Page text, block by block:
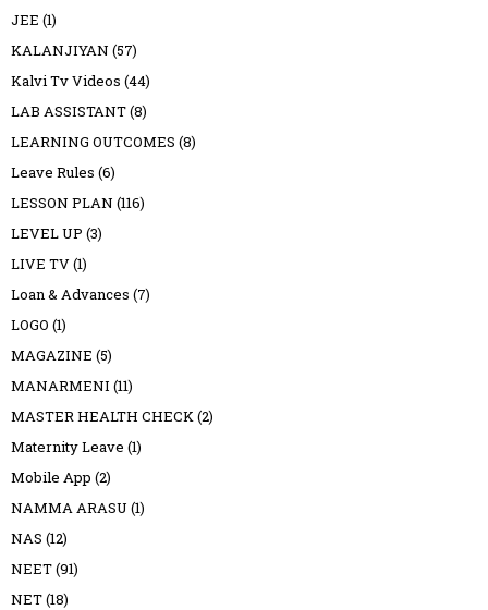
JEE (1)
KALANJIYAN (57)
Kalvi Tv Videos (44)
LAB ASSISTANT(8)
LEARNING OUTCOMES (8)
Leave Rules (6)
LESSON PLAN (116)
LEVEL UP (3)
LIVE TV(1)
Loan & Advances (7)
LOGO (1)
MAGAZINE (5)
MANARMENI (11)
MASTER HEALTH CHECK(2)
Maternity Leave (1)
Mobile App (2)
NAMMA ARASU (1)
NAS (12)
NEET(91)
NET(18)